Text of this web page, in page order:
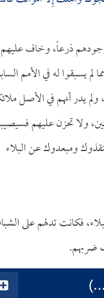
ذرعاً، وخاف عليهم
يسبقوا له في الأمم
يدر أنهم في الأصل
ولا تحزن عليهم
ومبعدوك عن البلاء
فكانت تدلهم على
ضربهم.